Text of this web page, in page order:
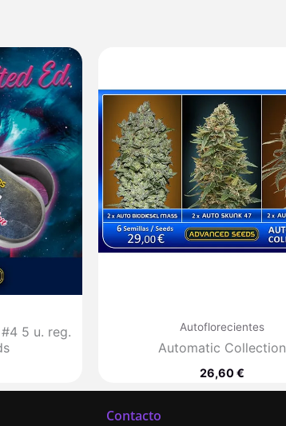
5 u. reg.
Autoflorecientes
Automatic Collection
26,60€
Contacto